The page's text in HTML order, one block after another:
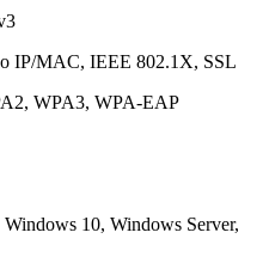
IP/MAC, IEEE 802.1X, SSL
WPA3, WPA-EAP
10, Windows Server,